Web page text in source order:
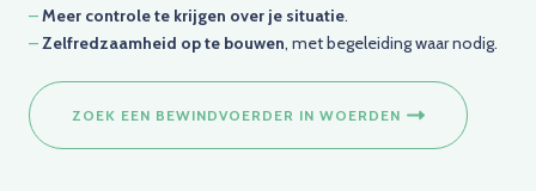
–Meer controle te krijgen over je situatie.
–Zelfredzaamheid op te bouwen, met begeleiding waar nodig.
ZOEK EEN BEWINDVOERDER IN WOERDEN